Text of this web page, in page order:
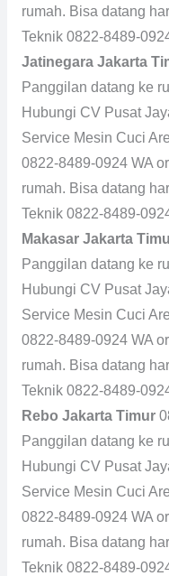
rumah. Bisa datang
Teknik 0822-8489-
Jatinegara Jakarta
Panggilan datang ke
Hubungi CV Pusat
Service Mesin Cuci
0822-8489-0924 WA
rumah. Bisa datang
Teknik 0822-8489-
Makasar Jakarta
Panggilan datang ke
Hubungi CV Pusat
Service Mesin Cuci
0822-8489-0924 WA
rumah. Bisa datang
Teknik 0822-8489-
Rebo Jakarta Timur
Panggilan datang ke
Hubungi CV Pusat
Service Mesin Cuci
0822-8489-0924 WA
rumah. Bisa datang
Teknik 0822-8489-